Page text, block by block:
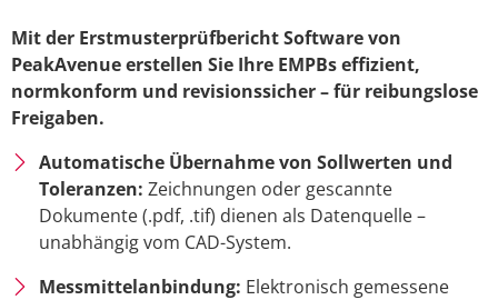
Mit der Erstmusterprüfbericht Software von
PeakAvenue erstellen Sie Ihre EMPBs effizient,
normkonform und revisionssicher – für reibungslose
Freigaben.
Automatische Übernahme von Sollwerten und
Toleranzen: Zeichnungen oder gescannte
Dokumente (.pdf, .tif) dienen als Datenquelle –
unabhängig vom CAD-System.
Messmittelanbindung: Elektronisch gemessene